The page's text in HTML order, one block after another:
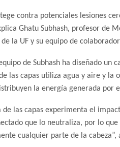
contra potenciales lesiones
Ghatu Subhash, profesor de
la UF y su equipo de
de Subhash ha diseñado un
las capas utiliza agua y aire y la
la energía generada por
de las capas experimenta el
que lo neutraliza, por lo
cualquier parte de la cabeza”,